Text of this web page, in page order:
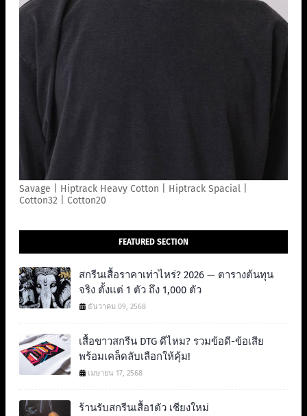
Savage | Hiptrack Heavy Cotton | Hiptrack Spacial |
Cotton32 | Cotton20
FEATURED SECTION
สกรีนเสื้อราคาเท่าไหร่? 2026 — ตารางต้นทุน
จริง ตั้งแต่ 1 ตัว ถึง 1,000 ตัว
ธันวาคม 09, 2568
เสื้อขาวสกรีน DTG ดีไหม? รวมข้อดี-ข้อเสีย
พร้อมเคล็ดลับเลือกให้คุ้ม!
เมษายน 17, 2568
ร้านรับสกรีนเสื้อ1ตัว เชียงใหม่